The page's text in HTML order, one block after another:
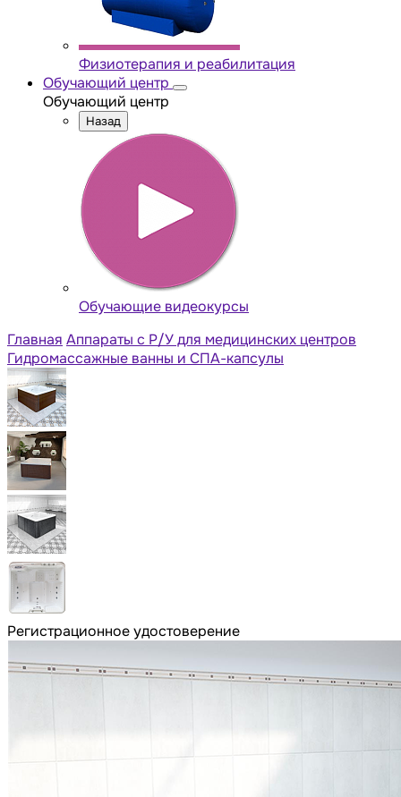
Физиотерапия и реабилитация
Обучающий центр
Обучающий центр
Назад
Обучающие видеокурсы
Главная Аппараты с Р/У для медицинских центров
Гидромассажные ванны и СПА-капсулы
Регистрационное удостоверение